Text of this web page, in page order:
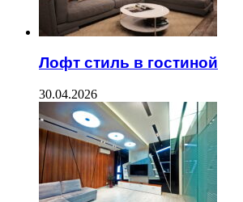
Лофт стиль в гостиной
30.04.2026